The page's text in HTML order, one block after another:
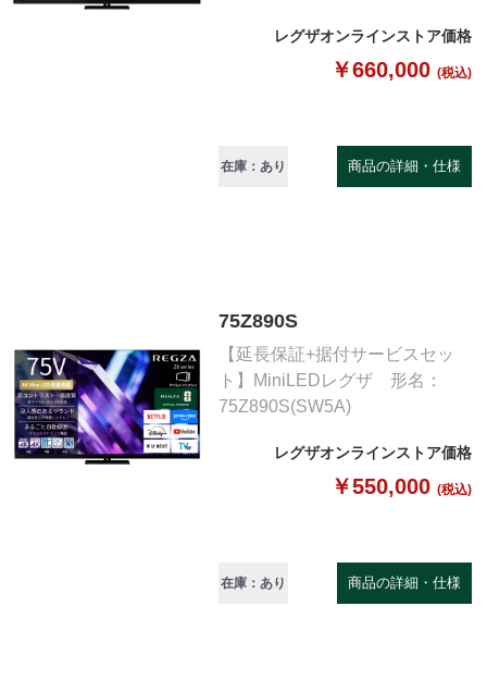
レグザオンラインストア価格
￥660,000 (税込)
在庫：あり 商品の詳細・仕様
75Z890S
【延長保証+据付サービスセッ
ト】MiniLEDレグザ 形名：
75Z890S(SW5A)
レグザオンラインストア価格
￥550,000 (税込)
在庫：あり 商品の詳細・仕様